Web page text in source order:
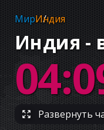
МирИндия
Индия -
Развернуть